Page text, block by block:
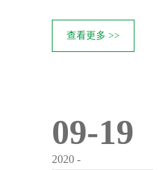
查看更多 >>
09-19
2020 -